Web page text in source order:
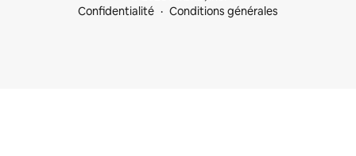
Confidentialité
Conditions générales